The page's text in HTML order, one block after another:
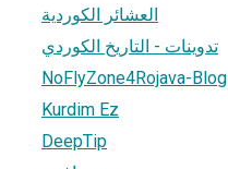
العشائر الكوردية
تدوينات - التاريخ الكوردي
NoFlyZone4Rojava-Blog
Kurdim Ez
DeepTip